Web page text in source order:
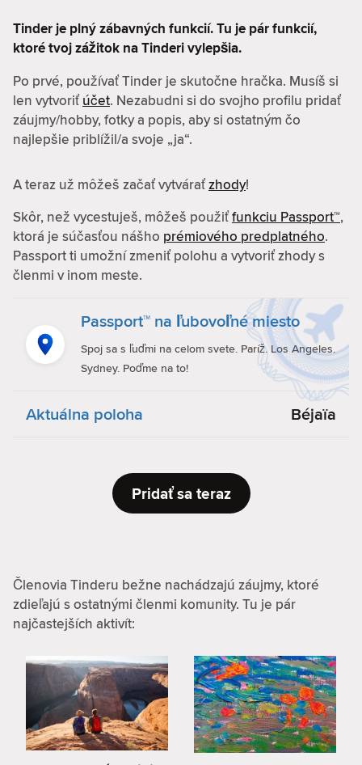
Tinder je plný zábavných funkcií. Tu je pár funkcií,
ktoré tvoj zážitok na Tinderi vylepšia.
Po prvé, používať Tinder je skutočne hračka. Musíš si
len vytvoriť účet. Nezabudni si do svojho profilu pridať
záujmy/hobby, fotky a popis, aby si ostatným čo
najlepšie priblížil/a svoje „ja“.
A teraz už môžeš začať vytváraťzhody!
Skôr, než vycestuješ, môžeš použiťfunkciu Passport™,
ktorá je súčasťou nášho prémiového predplatného.
Passport ti umožní zmeniť polohu a vytvoriť zhody s
členmi v inom meste.
Passport™ na ľubovoľné miesto
Spoj sa s ľuďmi na celom svete. Paríž. Los Angeles.
Sydney. Poďme na to!
Aktuálna poloha Béjaïa
Pridať sa teraz
Členovia Tinderu bežne nachádzajú záujmy, ktoré
zdieľajú s ostatnými členmi komunity. Tu je pár
najčastejších aktivít: